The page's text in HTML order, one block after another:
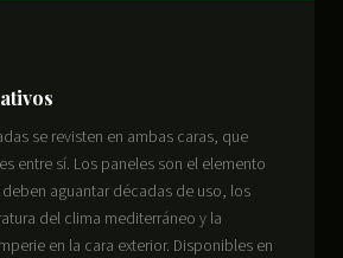
se revisten en ambas caras, que
entre sí. Los paneles son el elemento
aguantar décadas de uso, los
del clima mediterráneo y la
en la cara exterior. Disponibles en